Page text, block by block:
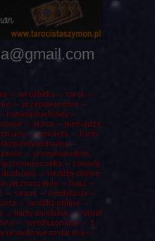
⇔ wróżbitka ⇔ tarot⇔
⇔ przepowiednie ⇔
rozwój duchowy ⇔
⇔ praca ⇔ pieniądze
⇔ amulety ⇔ karty
indywidualny ⇔
⇔ przepowiednie
co mnie czeka ⇔ rozwój
⇔ wróżby online
i jej znaczenie ⇔ luna ⇔
⇔ seans ⇔ medytacja ⇔
⇔ wróżka online ⇔
⇔ karty anielskie ⇔rytuał
⇔ wróżkaonline ⇔ 1
prawdziwe za darmo ⇔